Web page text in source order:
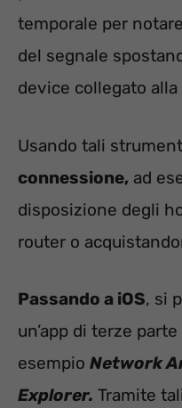
temporale per
del segnale
device collegato alla
Usando tali
connessione, ad
disposizione degli
router o
Passando a iOS, si
un’app di terze
esempio Network
Explorer. Tramite